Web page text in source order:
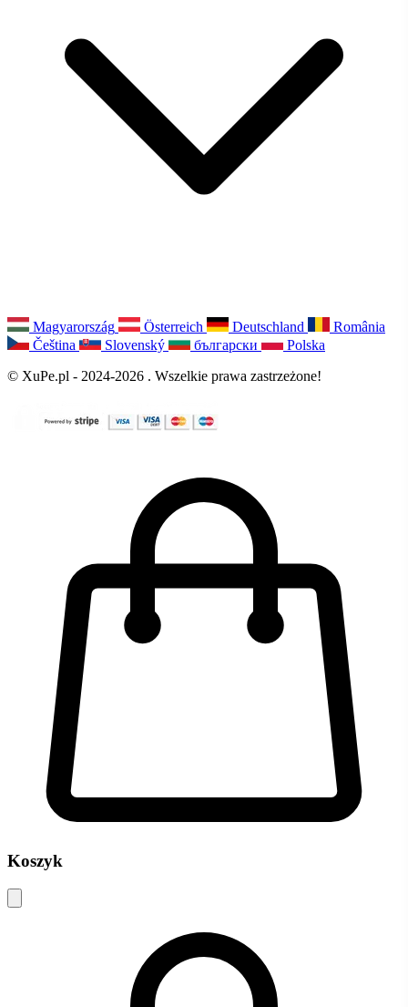
Magyarország Österreich Deutschland
România
Čeština
Slovenský български
Polska
© XuPe.pl - 2024-2026 . Wszelkie prawa zastrzeżone!
Koszyk